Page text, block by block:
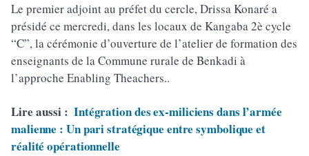
Le premier adjoint au préfet du cercle, Drissa Konaré a
présidé ce mercredi, dans les locaux de Kangaba 2è cycle
“C”, la cérémonie d’ouverture de l’atelier de formation des
enseignants de la Commune rurale de Benkadi à
l’approche Enabling Theachers..
Lire aussi : Intégration des ex-miliciens dans l’armée
malienne : Un pari stratégique entre symbolique et
réalité opérationnelle